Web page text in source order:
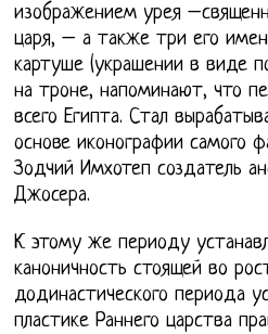
изображением урея
царя, – а также три его
картуше (украшении в виде
на троне, напоминают, что
всего Египта. Стал
основе иконографии самого
Зодчий Имхотеп создатель
Джосера.
К этому же периоду
каноничность стоящей во
додинастического периода
пластике Раннего царства